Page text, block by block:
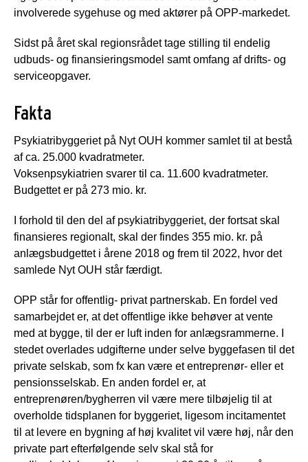
involverede sygehuse og med aktører på OPP-markedet.
Sidst på året skal regionsrådet tage stilling til endelig
udbuds- og finansieringsmodel samt omfang af drifts- og
serviceopgaver.
Fakta
Psykiatribyggeriet på Nyt OUH kommer samlet til at bestå
af ca. 25.000 kvadratmeter.
Voksenpsykiatrien svarer til ca. 11.600 kvadratmeter.
Budgettet er på 273 mio. kr.
I forhold til den del af psykiatribyggeriet, der fortsat skal
finansieres regionalt, skal der findes 355 mio. kr. på
anlægsbudgettet i årene 2018 og frem til 2022, hvor det
samlede Nyt OUH står færdigt.
OPP står for offentlig- privat partnerskab. En fordel ved
samarbejdet er, at det offentlige ikke behøver at vente
med at bygge, til der er luft inden for anlægsrammerne. I
stedet overlades udgifterne under selve byggefasen til det
private selskab, som fx kan være et entreprenør- eller et
pensionsselskab. En anden fordel er, at
entreprenøren/bygherren vil være mere tilbøjelig til at
overholde tidsplanen for byggeriet, ligesom incitamentet
til at levere en bygning af høj kvalitet vil være høj, når den
private part efterfølgende selv skal stå for